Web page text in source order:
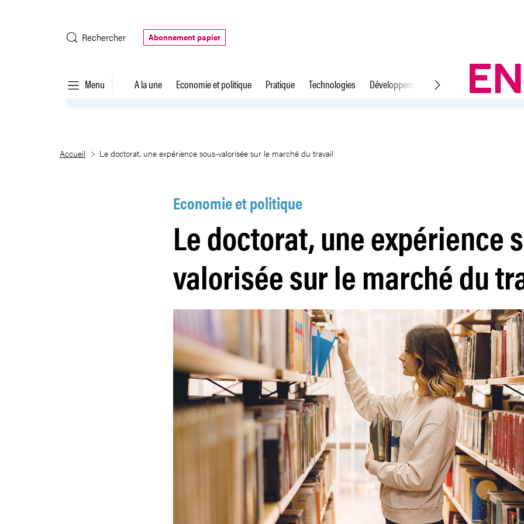
Rechercher
Abonnement papier
Menu A la une Economie et politique Pratique Technologies Développement durable Droit du travail
Le doctorat, une expérience sous-valorisée sur le marché du
Accueil Le doctorat, une expérience sous-valorisée sur le marché du travail
Economie et politique
Le doctorat, une expérience
valorisée sur le marché du